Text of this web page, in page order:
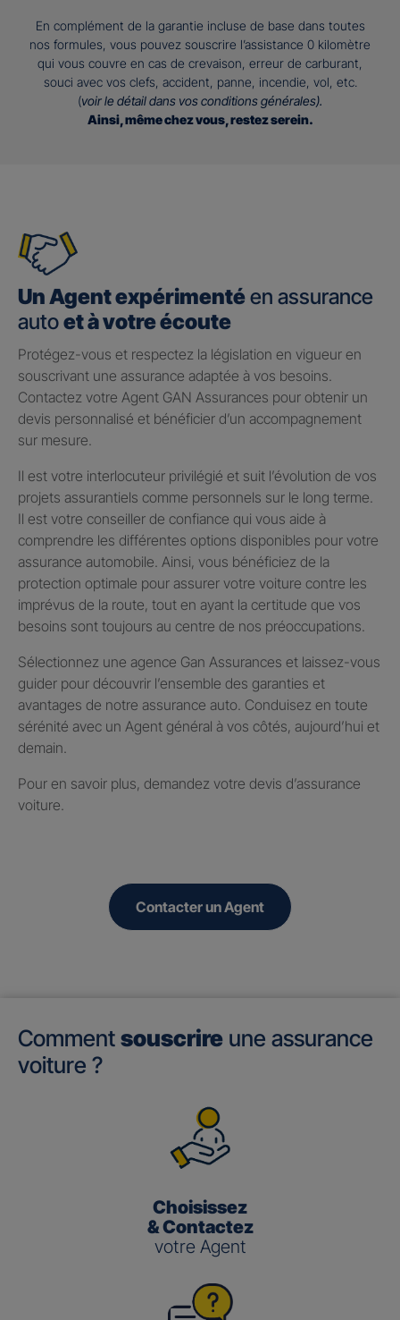
En complément de la garantie incluse de base dans toutes
nos formules, vous pouvez souscrire l’assistance 0 kilomètre
qui vous couvre en cas de crevaison, erreur de carburant,
souci avec vos clefs, accident, panne, incendie, vol, etc.
(voir le détail dans vos conditions générales).
Ainsi, même chez vous, restez serein.
Un Agent expérimentéen assurance
autoet à votre écoute
Protégez-vous et respectez la législation en vigueur en
souscrivant une assurance adaptée à vos besoins.
Contactez votre Agent GAN Assurances pour obtenir un
devis personnalisé et bénéficier d’un accompagnement
sur mesure.
Il est votre interlocuteur privilégié et suit l’évolution de vos
projets assurantiels comme personnels sur le long terme.
Il est votre conseiller de confiance qui vous aide à
comprendre les différentes options disponibles pour votre
assurance automobile. Ainsi, vous bénéficiez de la
protection optimale pour assurer votre voiture contre les
imprévus de la route, tout en ayant la certitude que vos
besoins sont toujours au centre de nos préoccupations.
Sélectionnez une agence Gan Assurances et laissez-vous
guider pour découvrir l’ensemble des garanties et
avantages de notre assurance auto. Conduisez en toute
sérénité avec un Agent général à vos côtés, aujourd’hui et
demain.
Pour en savoir plus, demandez votre devis d’assurance
voiture.
Contacter un Agent
Comment souscrire une assurance
voiture ?
Choisissez
& Contactez
votre Agent